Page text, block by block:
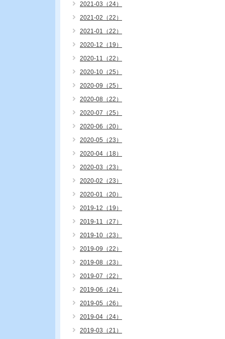
2021-03（24）
2021-02（22）
2021-01（22）
2020-12（19）
2020-11（22）
2020-10（25）
2020-09（25）
2020-08（22）
2020-07（25）
2020-06（20）
2020-05（23）
2020-04（18）
2020-03（23）
2020-02（23）
2020-01（20）
2019-12（19）
2019-11（27）
2019-10（23）
2019-09（22）
2019-08（23）
2019-07（22）
2019-06（24）
2019-05（26）
2019-04（24）
2019-03（21）